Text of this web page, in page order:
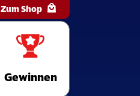
Gewinnen
Zum Shop